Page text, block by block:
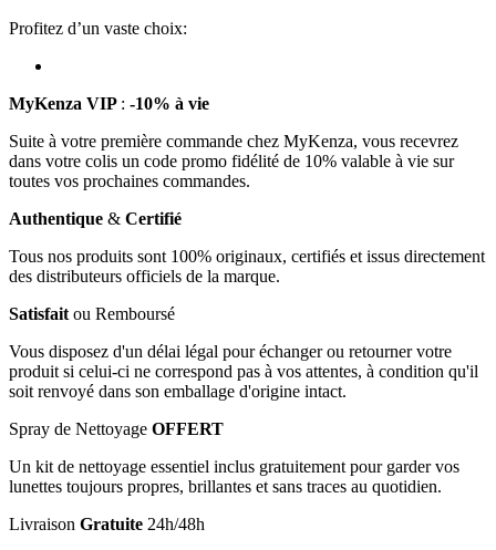
Profitez d’un vaste choix:
MyKenza VIP : -10% à vie
Suite à votre première commande chez MyKenza, vous recevrez
dans votre colis un code promo fidélité de 10% valable à vie sur
toutes vos prochaines commandes.
Authentique & Certifié
Tous nos produits sont 100% originaux, certifiés et issus directement
des distributeurs officiels de la marque.
Satisfait ou Remboursé
Vous disposez d'un délai légal pour échanger ou retourner votre
produit si celui-ci ne correspond pas à vos attentes, à condition qu'il
soit renvoyé dans son emballage d'origine intact.
Spray de Nettoyage OFFERT
Un kit de nettoyage essentiel inclus gratuitement pour garder vos
lunettes toujours propres, brillantes et sans traces au quotidien.
Livraison Gratuite 24h/48h